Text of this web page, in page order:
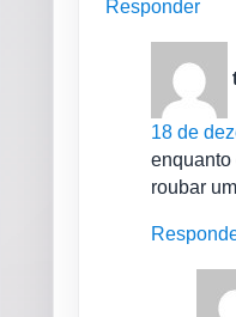
Responder
18 de
enquanto
roubar